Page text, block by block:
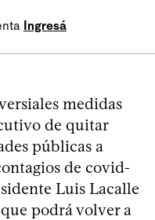
Ingresá
medidas
de quitar
públicas a
de covid-
Luis Lacalle
podrá volver a